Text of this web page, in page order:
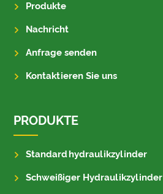
Produkte
Nachricht
Anfrage senden
Kontaktieren Sie uns
PRODUKTE
Standardhydraulikzylinder
Schweißiger Hydraulikzylinder